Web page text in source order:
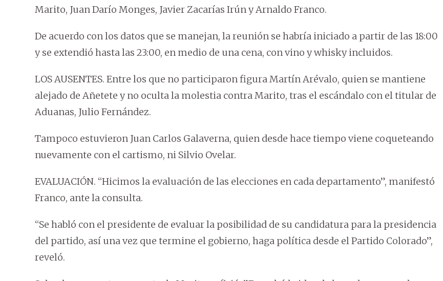
Marito, Juan Darío Monges, Javier Zacarías Irún y Arnaldo Franco.
De acuerdo con los datos que se manejan, la reunión se habría iniciado a partir de las 18:00
y se extendió hasta las 23:00, en medio de una cena, con vino y whisky incluidos.
LOS AUSENTES. Entre los que no participaron figura Martín Arévalo, quien se mantiene
alejado de Añetete y no oculta la molestia contra Marito, tras el escándalo con el titular de
Aduanas, Julio Fernández.
Tampoco estuvieron Juan Carlos Galaverna, quien desde hace tiempo viene coqueteando
nuevamente con el cartismo, ni Silvio Ovelar.
EVALUACIÓN. “Hicimos la evaluación de las elecciones en cada departamento”, manifestó
Franco, ante la consulta.
“Se habló con el presidente de evaluar la posibilidad de su candidatura para la presidencia
del partido, así una vez que termine el gobierno, haga política desde el Partido Colorado”,
reveló.